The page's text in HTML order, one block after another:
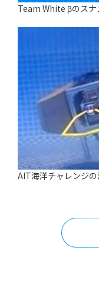
Team White βのスナ
AIT海洋チャレンジ